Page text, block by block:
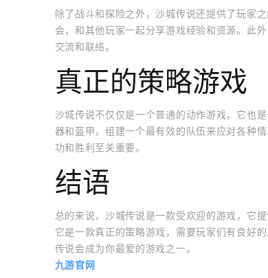
除了战斗和探险之外，沙城传说还提供了玩家
会，和其他玩家一起分享游戏经验和资源。此
交流和联络。
真正的策略游戏
沙城传说不仅仅是一个普通的动作游戏，它也
器和盔甲，组建一个最有效的队伍来应对各种
功和胜利至关重要。
结语
总的来说，沙城传说是一款受欢迎的游戏，它
它是一款真正的策略游戏，需要玩家们有良好
传说会成为你最爱的游戏之一。
九游官网